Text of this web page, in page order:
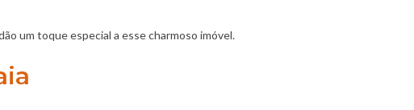
um toque especial a esse charmoso imóvel.